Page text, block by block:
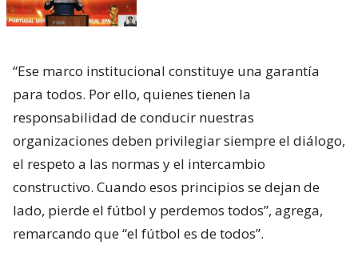
“Ese marco institucional constituye una garantía
para todos. Por ello, quienes tienen la
responsabilidad de conducir nuestras
organizaciones deben privilegiar siempre el diálogo,
el respeto a las normas y el intercambio
constructivo. Cuando esos principios se dejan de
lado, pierde el fútbol y perdemos todos”, agrega,
remarcando que “el fútbol es de todos”.